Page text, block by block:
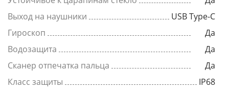
Выход на наушники
USB Type-C
Гироскоп
Да
Водозащита
Да
Сканер отпечатка пальца
Да
Класс защиты
IP68